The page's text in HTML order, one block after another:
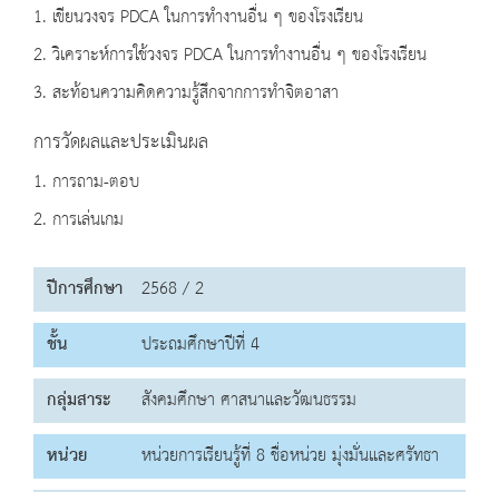
1. เขียนวงจร PDCA ในการทำงานอื่น ๆ ของโรงเรียน
2. วิเคราะห์การใช้วงจร PDCA ในการทำงานอื่น ๆ ของโรงเรียน
3. สะท้อนความคิดความรู้สึกจากการทำจิตอาสา
การวัดผลและประเมินผล
1. การถาม-ตอบ
2. การเล่นเกม
ปีการศึกษา 2568 / 2
ชั้น
ประถมศึกษาปีที่ 4
กลุ่มสาระ
สังคมศึกษา ศาสนาและวัฒนธรรม
หน่วย
หน่วยการเรียนรู้ที่ 8 ชื่อหน่วย มุ่งมั่นและศรัทธา